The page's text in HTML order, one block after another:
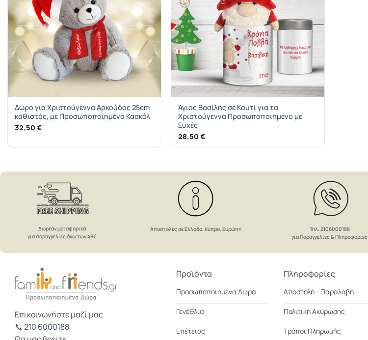
Δώρο για Χριστούγεννα Αρκούδος 25cm
καθιστός, με Προσωποποιημένο Κασκόλ
32,50 €
Άγιος Βασίλης σε Κουτί για τα
Χριστούγεννα Προσωποποιημένο με
Ευχές
28,50€
Δωρεάν μεταφορικά
για παραγγελίες άνω των 49€
Αποστολές σε Ελλάδα, Κύπρο, Ευρώπη
Τηλ. 2106000188
για Παραγγελίες & Πληροφορίες
Επικοινωνήστε μαζί μας
📞 210 6000188
Προϊόντα
Προσωποποιημένα Δώρα
Γενέθλια
Επέτειος
Πληροφορίες
Αποστολή - Παραλαβή
Πολιτική Ακύρωσης
Τρόποι Πληρωμής